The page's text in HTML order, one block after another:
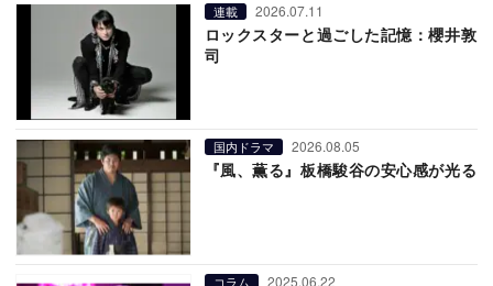
連載 2026.07.11
ロックスターと過ごした記憶：櫻井敦
司
国内ドラマ 2026.08.05
『風、薫る』板橋駿谷の安心感が光る
コラム 2025.06.22